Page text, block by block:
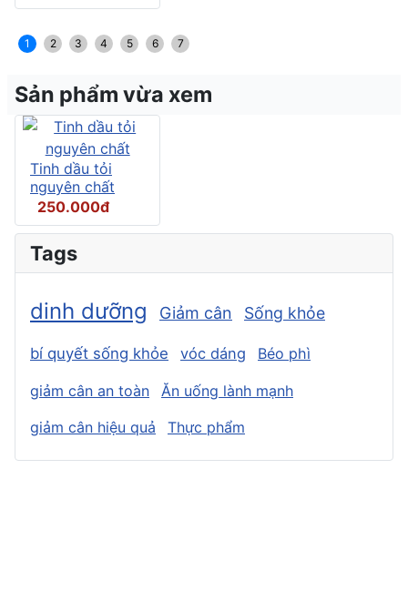
1 2 3 4 5 6 7
Sản phẩm vừa xem
Tinh dầu tỏi
nguyên chất
250.000đ
Tags
dinh dưỡng Giảm cân Sống khỏe
bí quyết sống khỏe vóc dáng Béo phì
giảm cân an toàn
Ăn uống lành mạnh
giảm cân hiệu quả
Thực phẩm